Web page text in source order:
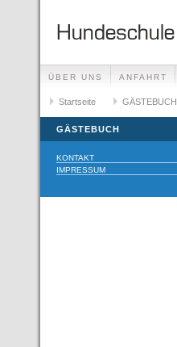
ÜBER UNS ANFAHRT
GÄSTEBUCH LINKS
Startseite GÄSTEBUCH
GÄSTEBUCH
KONTAKT
IMPRESSUM